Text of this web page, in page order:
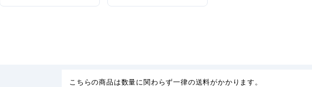
こちらの商品は数量に関わらず一律の送料がかかります。